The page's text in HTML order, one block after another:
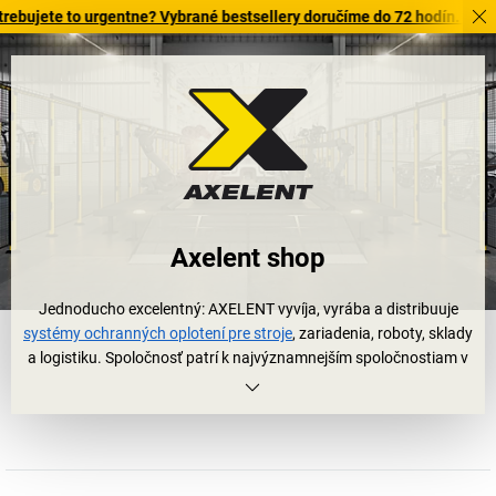
to urgentne? Vybrané bestsellery doručíme do 72 hodín. Objavte
Axelent shop
Jednoducho excelentný: AXELENT vyvíja, vyrába a distribuuje
systémy ochranných oplotení pre stroje, zariadenia, roboty, sklady
a logistiku. Spoločnosť patrí k najvýznamnejším spoločnostiam v
tomto odvetví z celosvetového hľadiska.